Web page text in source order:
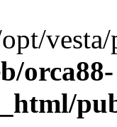
orca88-